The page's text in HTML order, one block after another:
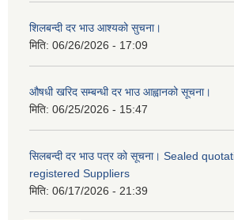
शिलबन्दी दर भाउ आश्यको सुचना।
मिति: 06/26/2026 - 17:09
औषधी खरिद सम्बन्धी दर भाउ आह्वानको सूचना।
मिति: 06/25/2026 - 15:47
सिलबन्दी दर भाउ पत्र को सूचना। Sealed
registered Suppliers
मिति: 06/17/2026 - 21:39